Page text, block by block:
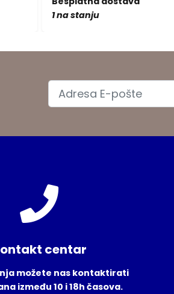
1 na stanju
centar
možete nas kontaktirati
između 10 i 18h časova.